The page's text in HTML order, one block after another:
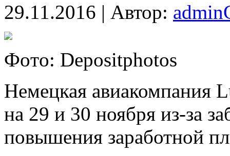
29.11.2016 | Автор:
Фoтo: Depositphotos
Немецкая авиакомпания
на 29 и 30 ноября из‑за
повышения заработной